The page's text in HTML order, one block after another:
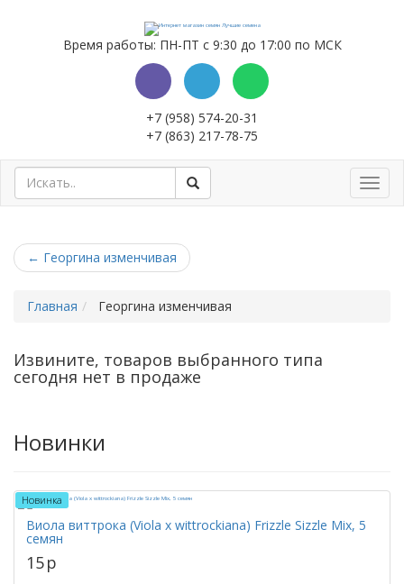
Время работы: ПН-ПТ с 9:30 до 17:00 по МСК
+7 (958) 574-20-31
+7 (863) 217-78-75
← Георгина изменчивая
Главная Георгина изменчивая
Извините, товаров выбранного типа
сегодня нет в продаже
Новинки
Новинка
Виола виттрока (Viola x wittrockiana) Frizzle Sizzle Mix, 5
семян
15p